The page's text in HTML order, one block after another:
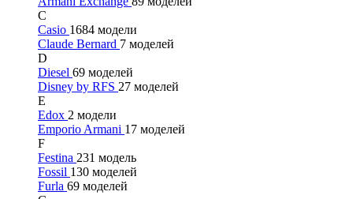
C
Casio 1684 модели
Claude Bernard 7 моделей
D
Diesel 69 моделей
Disney by RFS 27 моделей
E
Edox 2 модели
Emporio Armani 17 моделей
F
Festina 231 модель
Fossil 130 моделей
Furla 69 моделей